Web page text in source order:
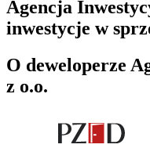
Agencja
inwestycje w
O deweloperze
z o.o.